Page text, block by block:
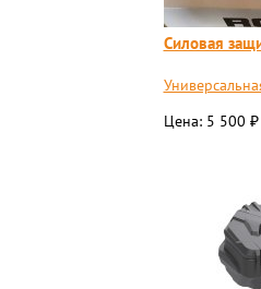
Силовая
Цена: 5 500 ₽